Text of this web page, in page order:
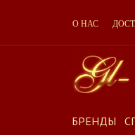
О НАС
БРЕНДЫ